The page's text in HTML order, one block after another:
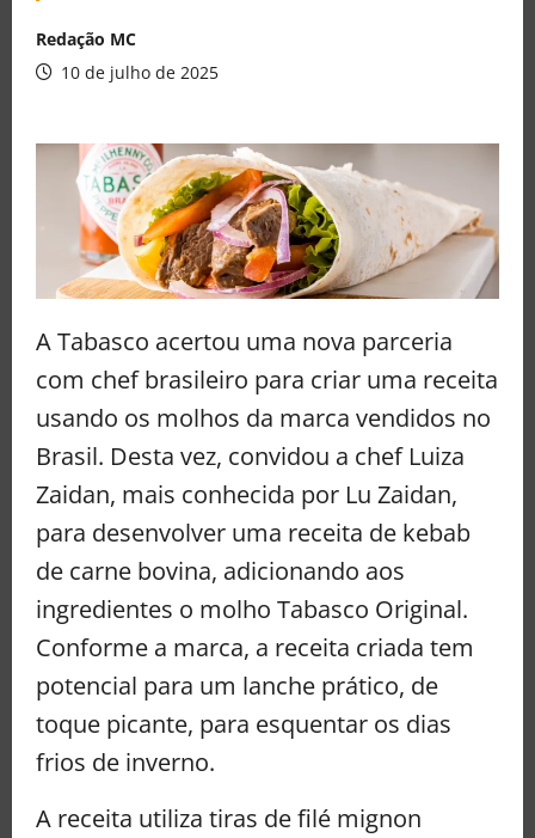
Redação MC
10 de julho de 2025
A Tabasco acertou uma nova parceria
com chef brasileiro para criar uma receita
usando os molhos da marca vendidos no
Brasil. Desta vez, convidou a chef Luiza
Zaidan, mais conhecida por Lu Zaidan,
para desenvolver uma receita de kebab
de carne bovina, adicionando aos
ingredientes o molho Tabasco Original.
Conforme a marca, a receita criada tem
potencial para um lanche prático, de
toque picante, para esquentar os dias
frios de inverno.
A receita utiliza tiras de filé mignon